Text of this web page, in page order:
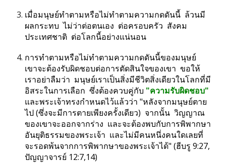
เมื่อมนุษย์ทำตามหรือไม่ทำตามความกดดันนี้  ล้วนมี
ผลกระทบ  ไม่ว่าต่อตนเอง  ต่อครอบครัว  สังคม
ประเทศชาติ  ต่อโลกนี้อย่างแน่นอน
การทำตามหรือไม่ทำตามความกดดันนี้ของมนุษย์
เขาจะต้องรับผิดชอบต่อการตัดสินใจของเขา  ขอให้
เราอย่าลืมว่า  มนุษย์เราเป็นสิ่งมีชีวิตสิ่งเดียวในโลกที่มี
อิสระในการเลือก  ซึ่งต้องควบคู่กับ
และพระเจ้าทรงกำหนดไว้แล้วว่า "หลังจากมนุษย์ตาย
ไป (ซึ่งจะมีการตายเพียงครั้งเดียว)  จากนั้น  วิญญาณ
ของเขาจะออกจากร่าง  และจะต้องพบกับการพิพากษา
อันยุติธรรมของพระเจ้า  และไม่มีคนหนึ่งคนใดเลยที่
จะรอดพ้นจากการพิพากษาของพระเจ้าได้" (ฮีบรู 9:27,
ปัญญาจารย์ 12:7,14)